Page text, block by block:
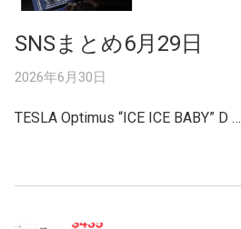
SNSまとめ6月29日
2026年6月30日
TESLA Optimus “ICE ICE BABY” D …